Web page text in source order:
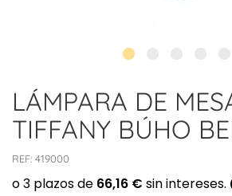
LÁMPARA DE
TIFFANY BÚHO
REF: 419000